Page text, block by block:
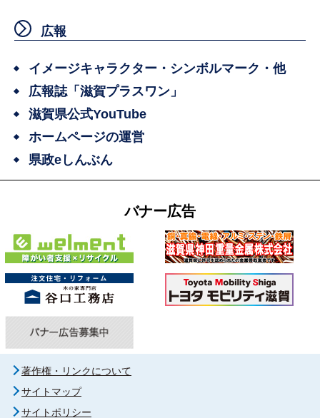
広報
イメージキャラクター・シンボルマーク・他
広報誌「滋賀プラスワン」
滋賀県公式YouTube
ホームページの運営
県政eしんぶん
バナー広告
著作権・リンクについて
サイトマップ
サイトポリシー